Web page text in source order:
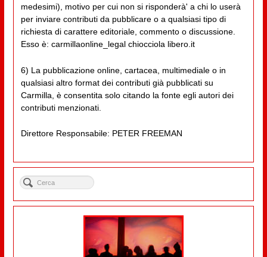
medesimi), motivo per cui non si risponderà' a chi lo userà
per inviare contributi da pubblicare o a qualsiasi tipo di
richiesta di carattere editoriale, commento o discussione.
Esso è: carmillaonline_legal chiocciola libero.it
6) La pubblicazione online, cartacea, multimediale o in
qualsiasi altro format dei contributi già pubblicati su
Carmilla, è consentita solo citando la fonte egli autori dei
contributi menzionati.
Direttore Responsabile: PETER FREEMAN